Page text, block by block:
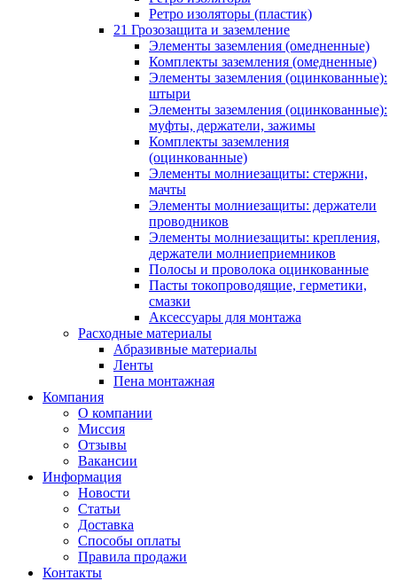
Ретро изоляторы (пластик)
21 Грозозащита и заземление
Элементы заземления (омедненные)
Комплекты заземления (омедненные)
Элементы заземления (оцинкованные):
штыри
Элементы заземления (оцинкованные):
муфты, держатели, зажимы
Комплекты заземления
(оцинкованные)
Элементы молниезащиты: стержни,
мачты
Элементы молниезащиты: держатели
проводников
Элементы молниезащиты: крепления,
держатели молниеприемников
Полосы и проволока оцинкованные
Пасты токопроводящие, герметики,
смазки
Аксессуары для монтажа
Расходные материалы
Абразивные материалы
Ленты
Пена монтажная
Компания
О компании
Миссия
Отзывы
Вакансии
Информация
Новости
Статьи
Доставка
Способы оплаты
Правила продажи
Контакты